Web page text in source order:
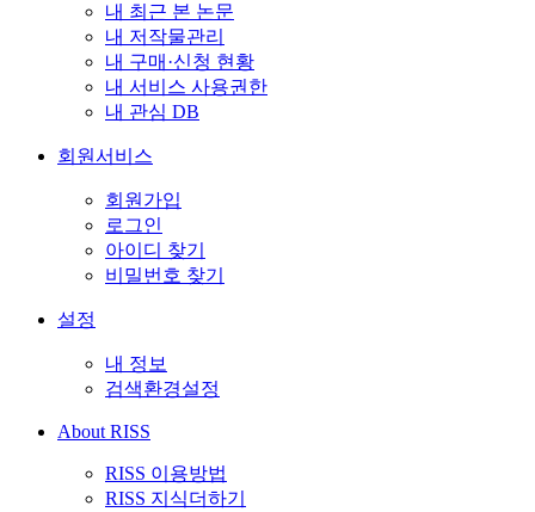
내 최근 본 논문
내 저작물관리
내 구매·신청 현황
내 서비스 사용권한
내 관심 DB
회원서비스
회원가입
로그인
아이디 찾기
비밀번호 찾기
설정
내 정보
검색환경설정
About RISS
RISS 이용방법
RISS 지식더하기